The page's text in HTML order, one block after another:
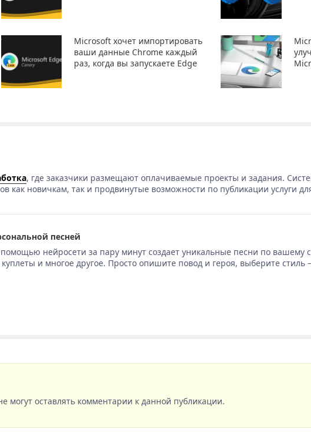
Microsoft хочет импортировать
ваши данные Chrome каждый
раз, когда вы запускаете Edge
, где заказчики размещают оплачиваемые проекты и задания.
как новичкам, так и продвинутые возможности по публикации услуги
песней
нейросети за пару минут создает уникальные песни по вашему
и многое другое. Просто опишите повод и героя, выберите стиль
могут оставлять комментарии к данной публикации.